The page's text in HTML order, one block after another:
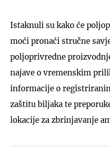
Istaknuli su kako će
moći pronaći stručne
poljoprivredne
najave o vremenskim
informacije o
zaštitu biljaka te
lokacije za zbrinjavanje